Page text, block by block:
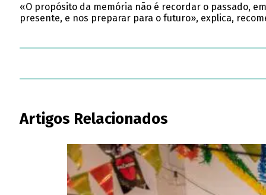
«O propósito da memória não é recordar o passado,
presente, e nos preparar para o futuro», explica,
Artigos Relacionados